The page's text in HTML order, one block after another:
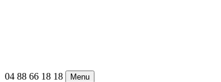
04 88 66 18 18 Menu